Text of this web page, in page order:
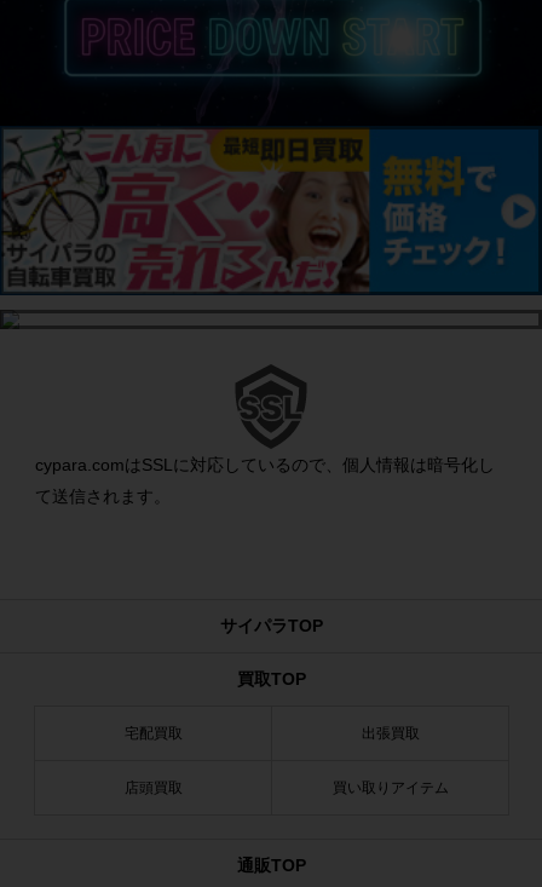
cypara.comはSSLに対応しているので、個人情報は暗号化し
て送信されます。
サイパラTOP
買取TOP
宅配買取 出張買取
店頭買取 買い取りアイテム
通販TOP